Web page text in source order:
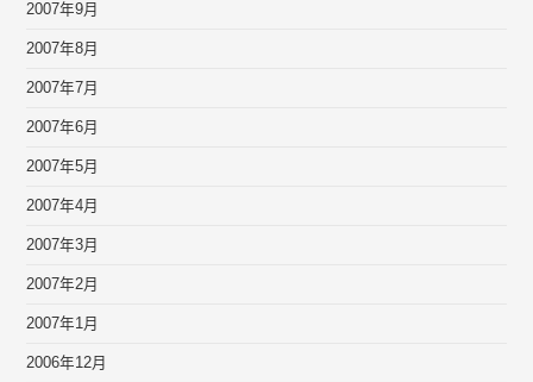
2007年9月
2007年8月
2007年7月
2007年6月
2007年5月
2007年4月
2007年3月
2007年2月
2007年1月
2006年12月